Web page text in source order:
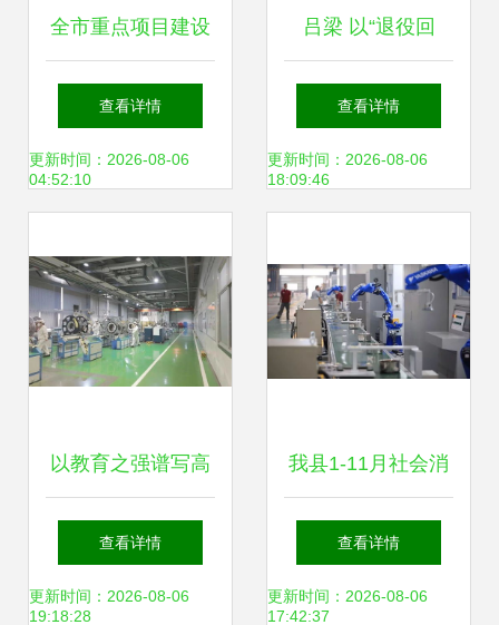
全市重点项目建设
观摩团赴汝南县考
察新兴能源技术研
查看详情
更新时间：2026-08-06
04:52:10
吕梁 以“退役回
收”推动“循环再
生”，实现“绿色发
发新路径
查看详情
更新时间：2026-08-06
18:09:46
以教育之强谱写高
质量发展新篇 浙大
勇担使命，我与教
查看详情
更新时间：2026-08-06
19:18:28
我县1-11月社会消
费品零售总额数据
发布 消费引擎强
查看详情
更新时间：2026-08-06
17:42:37